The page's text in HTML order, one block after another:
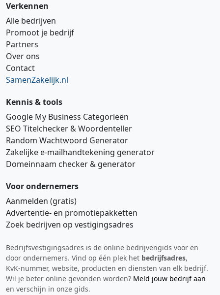
Verkennen
Alle bedrijven
Promoot je bedrijf
Partners
Over ons
Contact
SamenZakelijk.nl
Kennis & tools
Google My Business Categorieën
SEO Titelchecker & Woordenteller
Random Wachtwoord Generator
Zakelijke e‑mailhandtekening generator
Domeinnaam checker & generator
Voor ondernemers
Aanmelden (gratis)
Advertentie‑ en promotiepakketten
Zoek bedrijven op vestigingsadres
Bedrijfsvestigingsadres is de online bedrijvengids voor en
door ondernemers. Vind op één plek het bedrijfsadres,
KvK‑nummer, website, producten en diensten van elk bedrijf.
Wil je beter online gevonden worden? Meld jouw bedrijf aan
en verschijn in onze gids.
Hi 👋 We horen graag uw feedback!